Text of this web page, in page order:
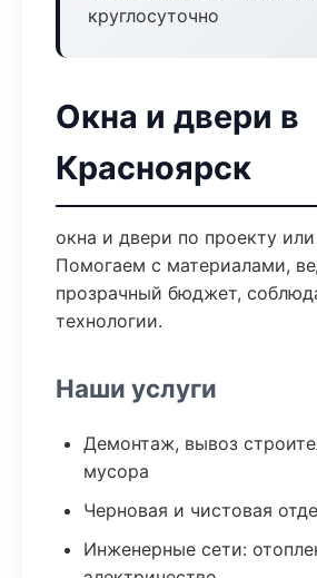
круглосуточно
Окна и двери в
Красноярск
окна и двери по проекту
Помогаем с материалами,
прозрачный бюджет,
технологии.
Наши услуги
Демонтаж, вывоз
мусора
Черновая и чистовая
Инженерные сети: